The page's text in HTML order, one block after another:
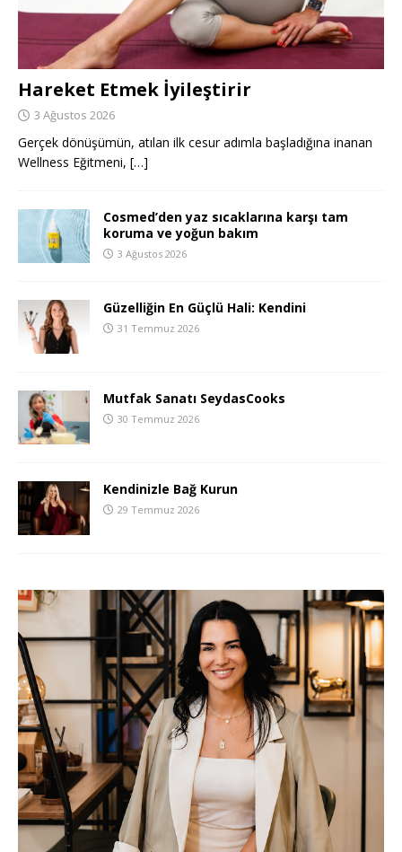
Hareket Etmek İyileştirir
3 Ağustos 2026
Gerçek dönüşümün, atılan ilk cesur adımla başladığına inanan
Wellness Eğitmeni, […]
Cosmed’den yaz sıcaklarına karşı tam
koruma ve yoğun bakım
3 Ağustos 2026
Güzelliğin En Güçlü Hali: Kendini
31 Temmuz 2026
Mutfak Sanatı SeydasCooks
30 Temmuz 2026
Kendinizle Bağ Kurun
29 Temmuz 2026